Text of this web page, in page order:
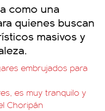
como una
quienes buscan
masivos y
embrujados para
es muy tranquilo y
Choripán